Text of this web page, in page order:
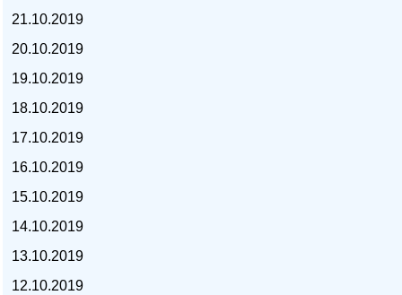
21.10.2019
20.10.2019
19.10.2019
18.10.2019
17.10.2019
16.10.2019
15.10.2019
14.10.2019
13.10.2019
12.10.2019